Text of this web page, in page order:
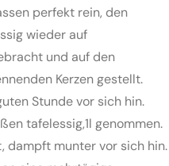
perfekt rein, den
wieder auf
und auf den
Kerzen gestellt.
Stunde vor sich hin.
tafelessig,1l genommen.
dampft munter vor sich hin.